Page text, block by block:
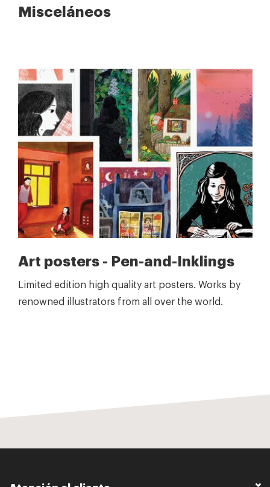
Misceláneos
Art posters - Pen-and-Inklings
Limited edition high quality art posters. Works by
renowned illustrators from all over the world.